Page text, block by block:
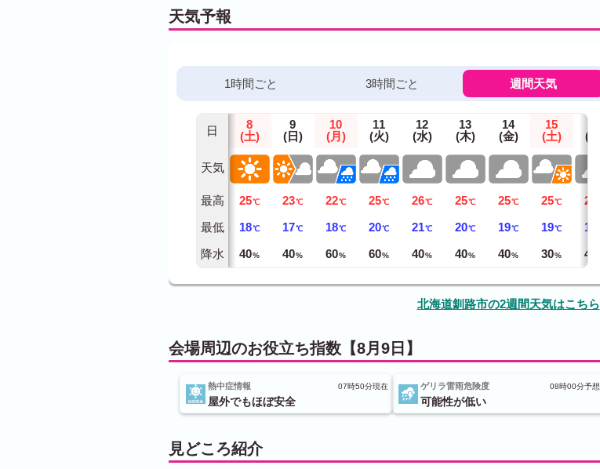
天気予報
1時間ごと 3時間ごと 週間天気
日
天気
最高
最低
降水
8
(土)
25℃
18℃
40%
9
(日)
23℃
17℃
40%
10
(月)
22℃
18℃
60%
11
(火)
25℃
20℃
60%
12
(水)
26℃
21℃
40%
13
(木)
25℃
20℃
40%
14
(金)
25℃
19℃
40%
15
(土)
25℃
19℃
30%
(日)
25
19
40
北海道釧路市の2週間天気はこちら
会場周辺のお役立ち指数【8月9日】
熱中症情報 07時50分現在
屋外でもほぼ安全
ゲリラ雷雨危険度 08時00分予想
可能性が低い
見どころ紹介